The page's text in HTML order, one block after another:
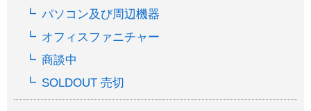
パソコン及び周辺機器
オフィスファニチャー
商談中
SOLDOUT 売切